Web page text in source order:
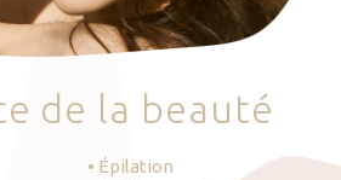
e de la beauté
• Épilation